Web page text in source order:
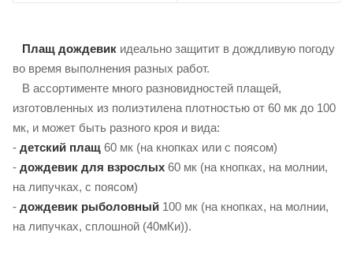
Плащ дождевик идеально защитит в дождливую погоду
во время выполнения разных работ.
В ассортименте много разновидностей плащей,
изготовленных из полиэтилена плотностью от 60 мк до 100
мк, и может быть разного кроя и вида:
- детский плащ 60 мк (на кнопках или с поясом)
- дождевик для взрослых 60 мк (на кнопках, на молнии,
на липучках, с поясом)
- дождевик рыболовный 100 мк (на кнопках, на молнии,
на липучках, сплошной (40мКи)).